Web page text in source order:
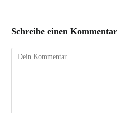
Schreibe einen Kommentar
Kommentar